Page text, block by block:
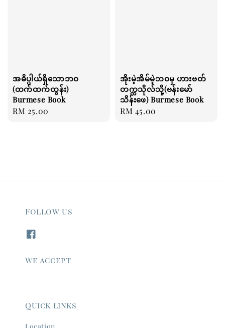
အဓိပ္ပါယ်ရှိသောဘဝ
(ထက်ထက်ထွန်း)
Burmese Book
Regular
RM 25.00
အိုးမဲ့အိမ်မဲ့ဘဝမှ ဟားဗတ်
တက္ကသိုလ်သို့(ဗန်းမော်
သိန်းဖေ) Burmese Book
Regular
RM 45.00
Follow us
We accept
Quick links
Location